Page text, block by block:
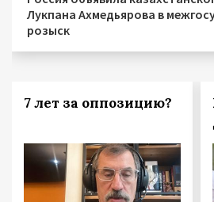
Лукпана Ахмедьярова в
розыск
7 лет за оппозицию?